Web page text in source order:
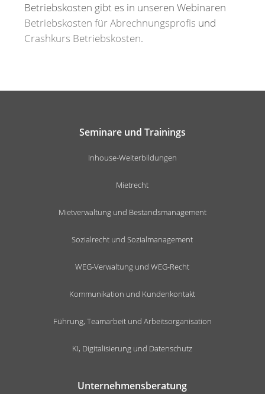
Betriebskosten gibt es in unseren Webinaren
Betriebskosten für Abrechnungsprofis und
Crashkurs Betriebskosten.
Seminare und Trainings
Inhouse-Weiterbildungen
Mietrecht
Mietverwaltung und Bestandsmanagement
Sozialrecht und Sozialmanagement
WEG-Verwaltung und WEG-Recht
Kommunikation und Kundenkontakt
Führung, Teamarbeit und Arbeitsorganisation
KI, Digitalisierung und Datenschutz
Unternehmensberatung